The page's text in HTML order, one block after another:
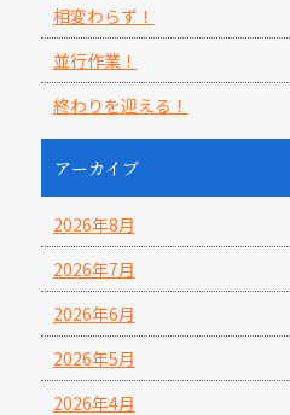
相変わらず！
並行作業！
終わりを迎える！
アーカイブ
2026年8月
2026年7月
2026年6月
2026年5月
2026年4月